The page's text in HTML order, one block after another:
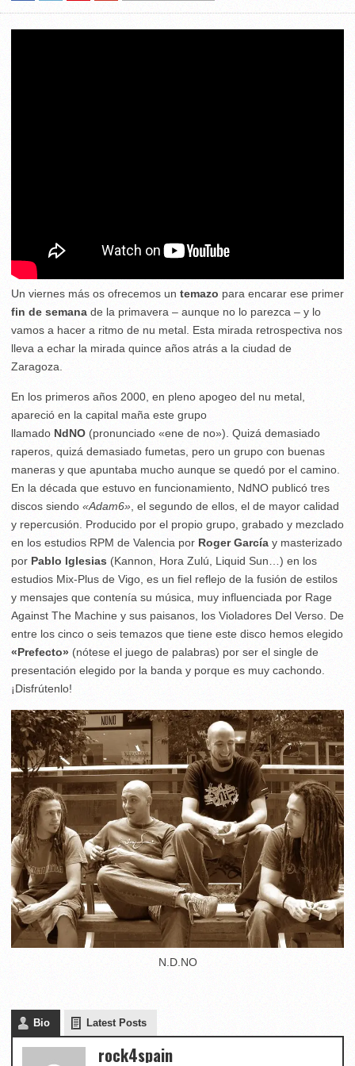
Un viernes más os ofrecemos un temazo para encarar ese primer
fin de semana de la primavera – aunque no lo parezca – y lo
vamos a hacer a ritmo de nu metal. Esta mirada retrospectiva nos
lleva a echar la mirada quince años atrás a la ciudad de
Zaragoza.
En los primeros años 2000, en pleno apogeo del nu metal,
apareció en la capital maña este grupo
llamado NdNO (pronunciado «ene de no»). Quizá demasiado
raperos, quizá demasiado fumetas, pero un grupo con buenas
maneras y que apuntaba mucho aunque se quedó por el camino.
En la década que estuvo en funcionamiento, NdNO publicó tres
discos siendo «Adam6» , el segundo de ellos, el de mayor calidad
y repercusión. Producido por el propio grupo, grabado y mezclado
en los estudios RPM de Valencia por Roger García y masterizado
por Pablo Iglesias (Kannon, Hora Zulú, Liquid Sun…) en los
estudios Mix-Plus de Vigo, es un fiel reflejo de la fusión de estilos
y mensajes que contenía su música, muy influenciada por Rage
Against The Machine y sus paisanos, los Violadores Del Verso. De
entre los cinco o seis temazos que tiene este disco hemos elegido
«Prefecto» (nótese el juego de palabras) por ser el single de
presentación elegido por la banda y porque es muy cachondo.
¡Disfrútenlo!
N.D.NO
Bio Latest Posts
rock4spain